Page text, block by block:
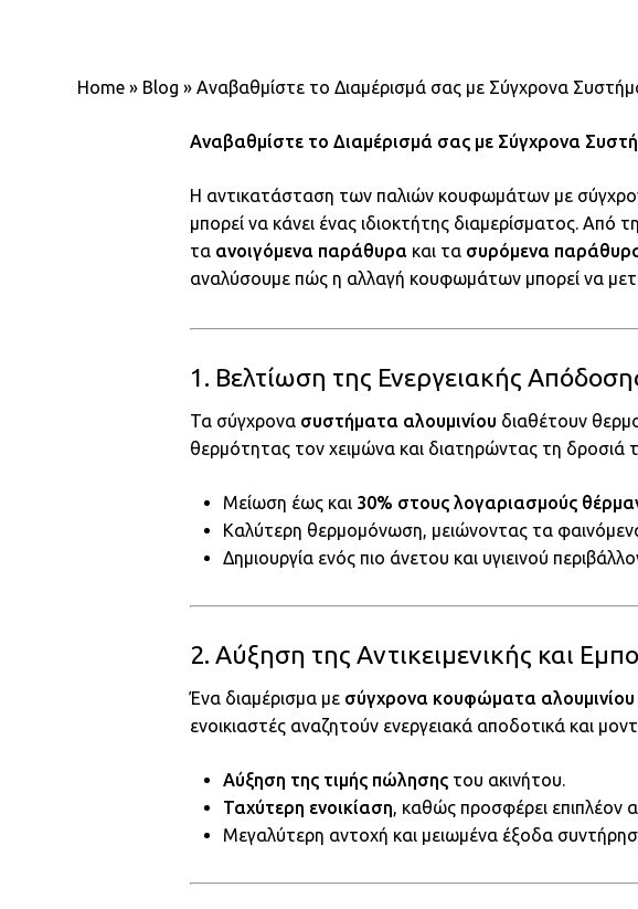
Home » Blog » Αναβαθμίστε το Διαμέρισμά σας με Σύγχρονα
Αναβαθμίστε το Διαμέρισμά σας με Σύγχρονα
Η αντικατάσταση των παλιών κουφωμάτων με
μπορεί να κάνει ένας ιδιοκτήτης διαμερίσματος. Από
τα ανοιγόμενα παράθυρα και τα συρόμενα
αναλύσουμε πώς η αλλαγή κουφωμάτων μπορεί να
1. Βελτίωση της Ενεργειακής
Τα σύγχρονα συστήματα αλουμινίου διαθέτουν
θερμότητας τον χειμώνα και διατηρώντας τη δροσιά
Μείωση έως και 30% στους λογαριασμούς
Καλύτερη θερμομόνωση, μειώνοντας τα
Δημιουργία ενός πιο άνετου και υγιεινού
2. Αύξηση της Αντικειμενικής και
Ένα διαμέρισμα με σύγχρονα κουφώματα αλουμινίου
ενοικιαστές αναζητούν ενεργειακά αποδοτικά και
Αύξηση της τιμής πώλησης του ακινήτου.
Ταχύτερη ενοικίαση, καθώς προσφέρει επιπλέον
Μεγαλύτερη αντοχή και μειωμένα έξοδα